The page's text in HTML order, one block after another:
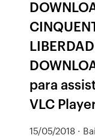
para
VLC
15/05/2018 ·